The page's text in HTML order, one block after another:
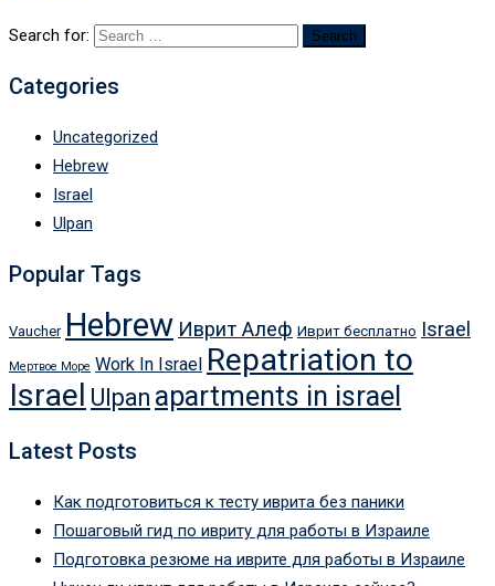
Search for:
Categories
Uncategorized
Hebrew
Israel
Ulpan
Popular Tags
Vaucher Hebrew Иврит Алеф Иврит бесплатно Israel
Мертвое Море Work In Israel Repatriation to
Israel Ulpan apartments in israel
Latest Posts
Как подготовиться к тесту иврита без паники
Пошаговый гид по ивриту для работы в Израиле
Подготовка резюме на иврите для работы в Израиле